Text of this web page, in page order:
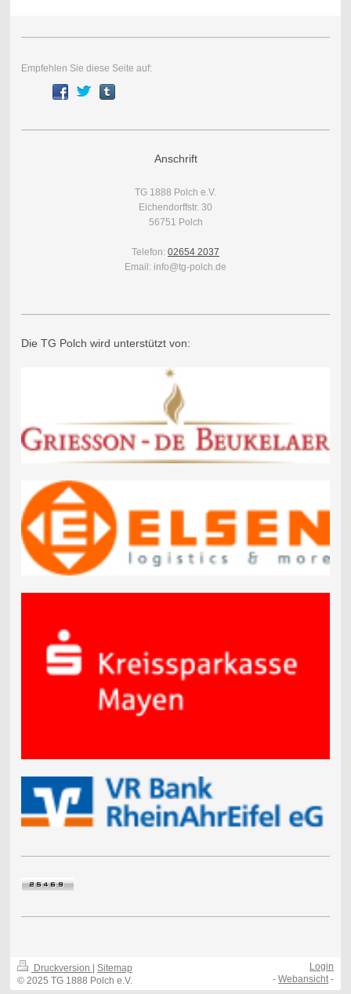
Empfehlen Sie diese Seite auf:
Anschrift
TG 1888 Polch e.V.
Eichendorffstr. 30
56751 Polch
Telefon: 02654 2037
Email: info@tg-polch.de
Die TG Polch wird unterstützt von:
Druckversion
Sitemap
© 2025 TG 1888 Polch e.V.
Login
-Webansicht-